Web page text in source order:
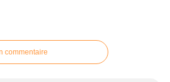
commentaire